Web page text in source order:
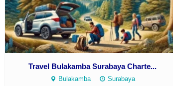
Travel Bulakamba Surabaya Charte...
Bulakamba Surabaya